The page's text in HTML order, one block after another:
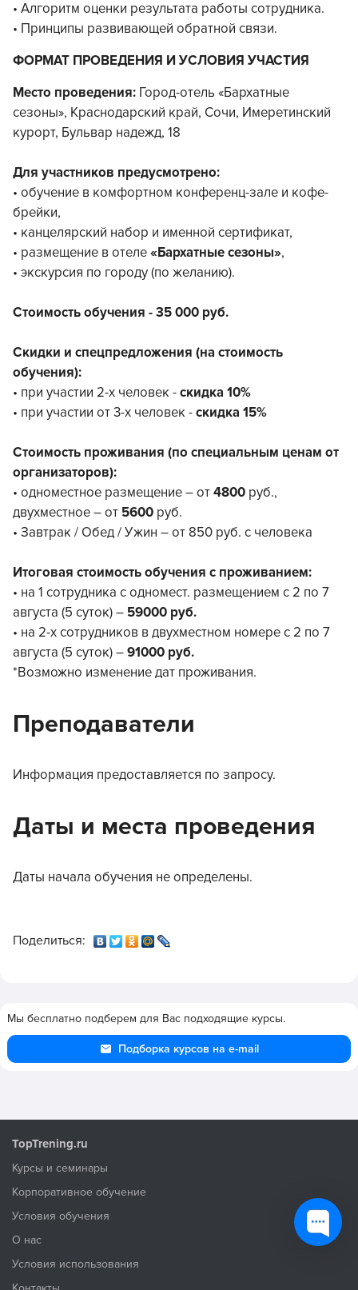
• Алгоритм оценки результата работы сотрудника.
• Принципы развивающей обратной связи.
ФОРМАТ ПРОВЕДЕНИЯ И УСЛОВИЯ УЧАСТИЯ
Место проведения: Город-отель «Бархатные
сезоны», Краснодарский край, Сочи, Имеретинский
курорт, Бульвар надежд, 18
Для участников предусмотрено:
• обучение в комфортном конференц-зале и кофе-
брейки,
• канцелярский набор и именной сертификат,
• размещение в отеле «Бархатные сезоны»,
• экскурсия по городу (по желанию).
Стоимость обучения - 35 000 руб.
Скидки и спецпредложения (на стоимость
обучения):
• при участии 2-х человек - скидка 10%
• при участии от 3-х человек - скидка 15%
Стоимость проживания (по специальным ценам от
организаторов):
• одноместное размещение – от 4800 руб.,
двухместное – от 5600 руб.
• Завтрак / Обед / Ужин – от 850 руб. с человека
Итоговая стоимость обучения с проживанием:
• на 1 сотрудника с одномест. размещением с 2 по 7
августа (5 суток) – 59000 руб.
• на 2-х сотрудников в двухместном номере с 2 по 7
августа (5 суток) – 91000 руб.
*Возможно изменение дат проживания.
Преподаватели
Информация предоставляется по запросу.
Даты и места проведения
Даты начала обучения не определены.
Поделиться:
Мы бесплатно подберем для Вас подходящие курсы.
Подборка курсов на e-mail
TopTrening.ru
Курсы и семинары
Корпоративное обучение
Условия обучения
О нас
Условия использования